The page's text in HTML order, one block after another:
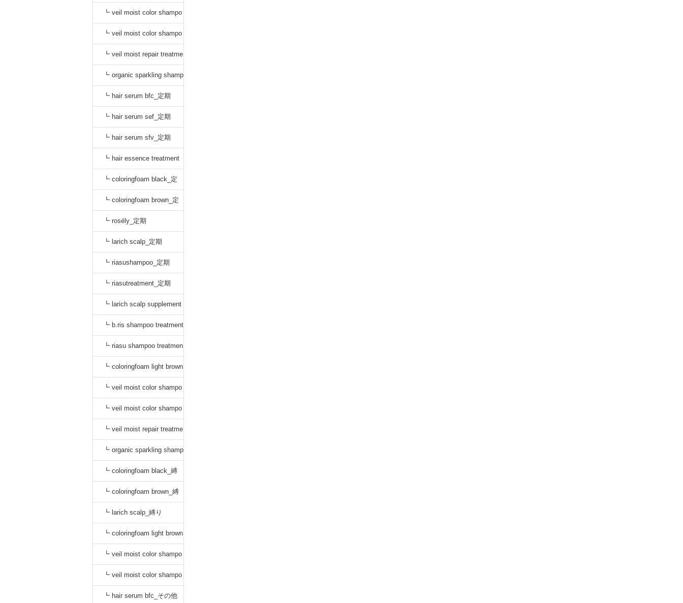
ent セット_通常
┗ veil moist color shampo
o black_通常
┗ veil moist color shampo
o dark brown_通常
┗ veil moist repair treatme
nt_通常
┗ organic sparkling shamp
oo_定期
┗ hair serum bfc_定期
┗ hair serum sef_定期
┗ hair serum sfv_定期
┗ hair essence treatment
dr_定期
┗ coloringfoam black_定
期
┗ coloringfoam brown_定
期
┗ rosély_定期
┗ larich scalp_定期
┗ riasushampoo_定期
┗ riasutreatment_定期
┗ larich scalp supplement
_定期
┗ b.ris shampoo treatment
セット_定期
┗ riasu shampoo treatmen
t セット_定期
┗ coloringfoam light brown
_定期
┗ veil moist color shampo
o black_定期
┗ veil moist color shampo
o dark brown_定期
┗ veil moist repair treatme
nt_定期
┗ organic sparkling shamp
oo_縛り
┗ coloringfoam black_縛
り
┗ coloringfoam brown_縛
り
┗ larich scalp_縛り
┗ coloringfoam light brown
_縛り
┗ veil moist color shampo
o black_縛り
┗ veil moist color shampo
o dark brown_縛り
┗ hair serum bfc_その他